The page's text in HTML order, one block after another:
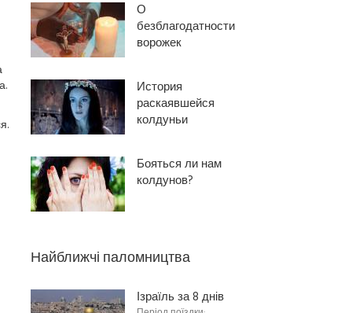
О
безблагодатности
ворожек
История
раскаявшейся
колдуньи
Бояться ли нам
колдунов?
Найближчі паломництва
Ізраїль за 8 днів